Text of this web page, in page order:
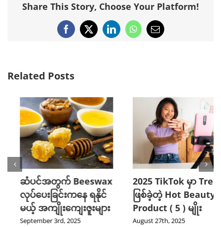
Share This Story, Choose Your Platform!
Facebook
X LinkedInWhatsApp
Email
Related Posts
2025 TikTok မှာ Trend
ဖြစ်ခဲ့တဲ့ Hot Beauty
Product ( 5 ) မျိုး
August 27th, 2025
သင့်ဆံကေသာကို
ကျန်းမာသန်စွမ်းစေမယ့်
Curry Leaves ရဲ့
အံ့ဖွယ်နည်းလမ်း ၄ ခု